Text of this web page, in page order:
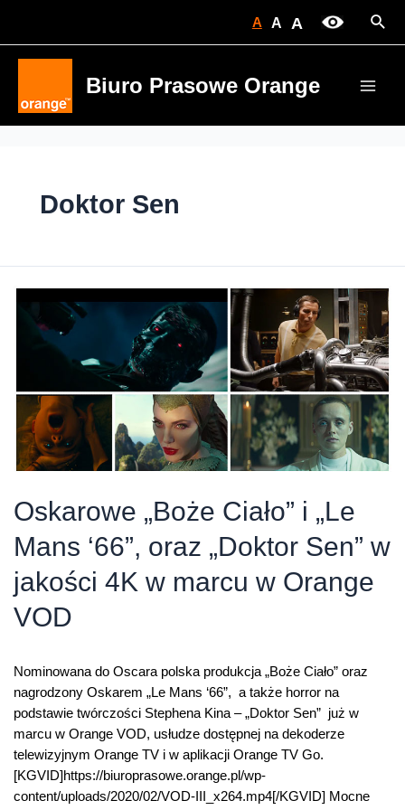
A A A
Biuro Prasowe Orange
Doktor Sen
Oskarowe „Boże Ciało” i „Le
Mans ‘66”, oraz „Doktor Sen” w
jakości 4K w marcu w Orange
VOD
Nominowana do Oscara polska produkcja „Boże Ciało” oraz
nagrodzony Oskarem „Le Mans ‘66”, a także horror na
podstawie twórczości Stephena Kina – „Doktor Sen” już w
marcu w Orange VOD, usłudze dostępnej na dekoderze
telewizyjnym Orange TV i w aplikacji Orange TV Go.
[KGVID]https://biuroprasowe.orange.pl/wp-
content/uploads/2020/02/VOD-III_x264.mp4[/KGVID] Mocne